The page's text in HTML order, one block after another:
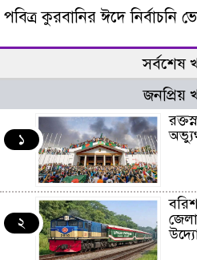
পবিত্র কুরবানির ঈদে নির্বাচনি
সর্বশেষ
জনপ্রিয়
১
২